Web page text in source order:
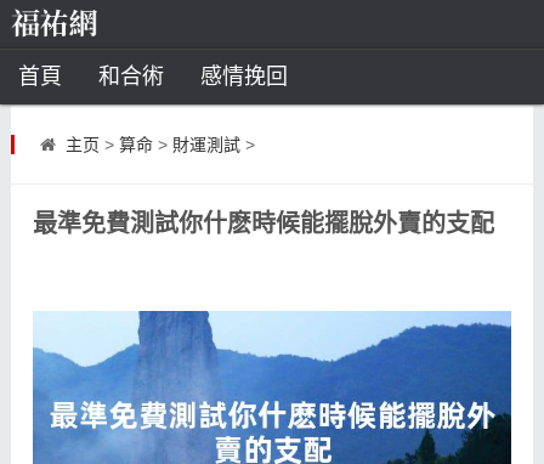
首頁 和合術 感情挽回
道教法事
星座
白羊座 水瓶座 摩羯座
算命
主页 > 算命> 財運測試>
最準免費測試你什麽時候能擺脫外賣的支配